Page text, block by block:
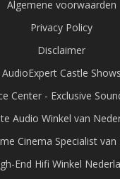
Algemene voorwaarden
Privacy Policy
Disclaimer
AudioExpert Castle Shows
Center - Exclusive
Audio Winkel van
Cinema Specialist van
End Hifi Winkel